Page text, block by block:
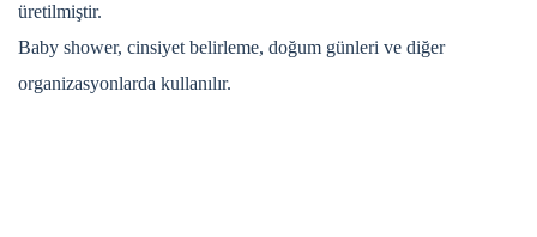
üretilmiştir.
Baby shower, cinsiyet belirleme, doğum günleri ve diğer
organizasyonlarda kullanılır.